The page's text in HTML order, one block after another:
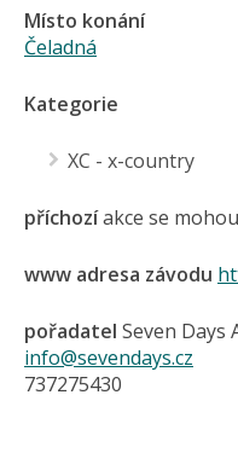
Místo konání
Čeladná
Kategorie
XC - x-country
příchozíakce se
www adresa závodu
pořadatel Seven Days
info@sevendays.cz
737275430